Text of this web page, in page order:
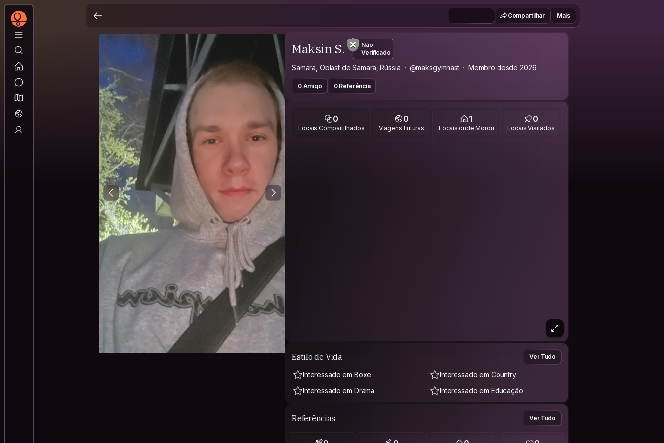
Compartilhar Mais
Maksin S.
Não
Verificado
Samara, Oblast de Samara, Rússia @maksgymnast Membro desde 2026
0 Amigo 0 Referência
0
Locais Compartilhados
0
Viagens Futuras
1
Locais onde Morou
0
Locais Visitados
Estilo de Vida Ver Tudo
Interessado em Boxe
Interessado em Country
Interessado em Drama
Interessado em Educação
Referências Ver Tudo